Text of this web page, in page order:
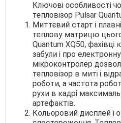
Ключові особливості
тепловізор Pulsar
Миттєвий старт і
теплову матрицю
Quantum XQ50, фахівці
забули і про
мікроконтролер
тепловізор в миті і
роботи, а частота
рухи в кадрі
артефактів.
Кольоровий дисплей і